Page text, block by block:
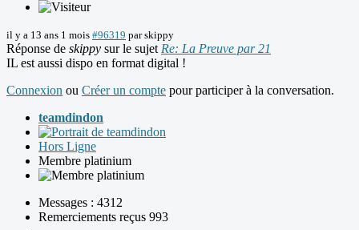
il y a 13 ans 1 mois #96319 parskippy
Réponse de skippy sur le sujet Re: La Preuve par 21
IL est aussi dispo en format digital !
Connexion ou Créer un compte pour participer à la conversation.
teamdindon
Hors Ligne
Membre platinium
Messages : 4312
Remerciements reçus 993